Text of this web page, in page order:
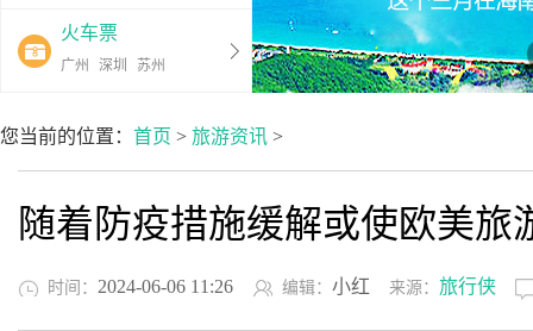
火车票
广州 深圳 苏州
您当前的位置： 首页 > 旅游资讯 >
随着防疫措施缓解或使欧美旅
时间： 2024-06-06 11:26 编辑： 小红 来源： 旅行侠